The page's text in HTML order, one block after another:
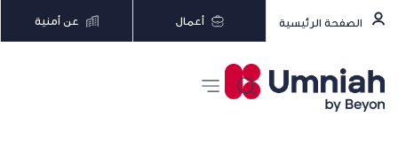
الصفحة الرئيسية أعمال عن أمنية